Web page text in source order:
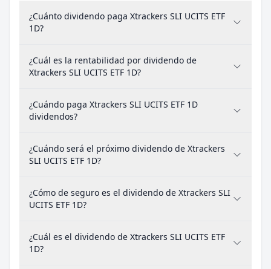
¿Cuánto dividendo paga Xtrackers SLI UCITS ETF
1D?
¿Cuál es la rentabilidad por dividendo de
Xtrackers SLI UCITS ETF 1D?
¿Cuándo paga Xtrackers SLI UCITS ETF 1D
dividendos?
¿Cuándo será el próximo dividendo de Xtrackers
SLI UCITS ETF 1D?
¿Cómo de seguro es el dividendo de Xtrackers SLI
UCITS ETF 1D?
¿Cuál es el dividendo de Xtrackers SLI UCITS ETF
1D?